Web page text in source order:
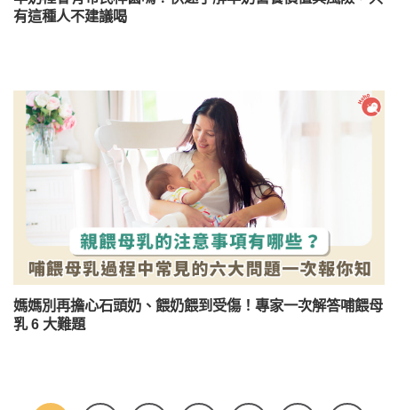
有這種人不建議喝
媽媽別再擔心石頭奶、餵奶餵到受傷！專家一次解答哺餵母
乳 6 大難題